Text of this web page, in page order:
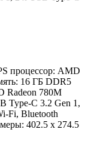
процессор: AMD
16 ГБ DDR5
Radeon 780M
Type-C 3.2 Gen 1,
Fi, Bluetooth
402.5 x 274.5